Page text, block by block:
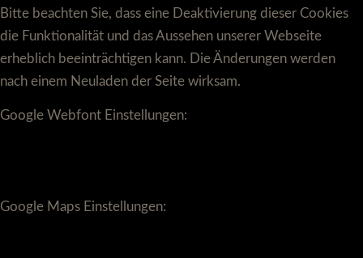
Bitte beachten Sie, dass eine Deaktivierung dieser Cookies
die Funktionalität und das Aussehen unserer Webseite
erheblich beeinträchtigen kann. Die Änderungen werden
nach einem Neuladen der Seite wirksam.
Google Webfont Einstellungen:
Google Maps Einstellungen: